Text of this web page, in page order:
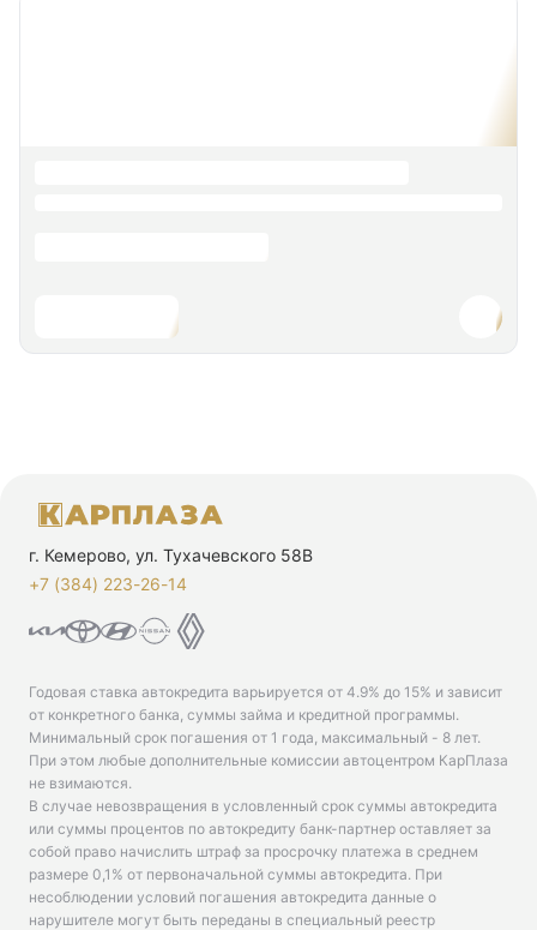
г. Кемерово, ул. Тухачевского 58В
+7 (384) 223-26-14‬
Годовая ставка автокредита варьируется от 4.9% до 15% и зависит
от конкретного банка, суммы займа и кредитной программы.
Минимальный срок погашения от 1 года, максимальный - 8 лет.
При этом любые дополнительные комиссии автоцентром КарПлаза
не взимаются.
В случае невозвращения в условленный срок суммы автокредита
или суммы процентов по автокредиту банк-партнер оставляет за
собой право начислить штраф за просрочку платежа в среднем
размере 0,1% от первоначальной суммы автокредита. При
несоблюдении условий погашения автокредита данные о
нарушителе могут быть переданы в специальный реестр